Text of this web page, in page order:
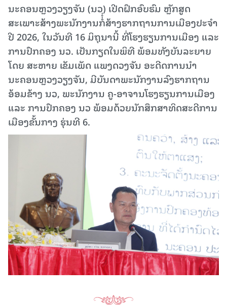
ນະຄອນຫຼວງວຽງຈັນ (ນວ) ເປີດຝຶກອົບຮົມ ຫຼັກສູດ
ສະເພາະສ້າງພະນັກງານກໍ່ໍ່ສ້າງຮາກຖານການເມືອງປະຈໍາ
ປີ 2026, ໃນວັນທີ 16 ມິຖຸນານີ້ ທີ່ໂຮງຮຽນການເມືອງ ແລະ
ການປົກຄອງ ນວ. ເປັນກຽດໃນພິທີ ພ້ອມທັງບັນລະຍາຍ
ໂດຍ ສະຫາຍ ເຂັມເພັດ ແພງດວງຈັນ ອະດີດການນໍາ
ນະຄອນຫຼວງວຽງຈັນ, ມີບັນດາພະນັກງານລົງຮາກຖານ
ອ້ອມຂ້າງ ນວ, ພະນັກງານ ຄູ-ອາຈານໂຮງຮຽນການເມືອງ
ແລະ ການປົກຄອງ ນວ ພ້ອມດ້ວຍນັກສຶກສາທິດສະດີການ
ເມືອງຂັ້ນກາງ ຮຸ່ນທີ 6.